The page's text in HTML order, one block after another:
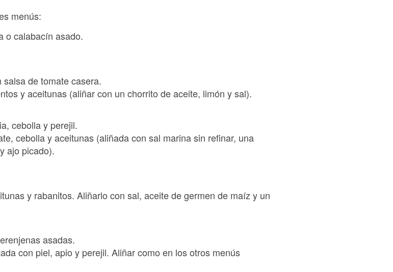
menús:
o calabacín asado.
de tomate casera.
y aceitunas (aliñar con un chorrito de aceite, limón y sal).
cebolla y perejil.
cebolla y aceitunas (aliñada con sal marina sin refinar, una
ajo picado).
y rabanitos. Aliñarlo con sal, aceite de germen de maíz y un
asadas.
con piel, apio y perejil. Aliñar como en los otros menús